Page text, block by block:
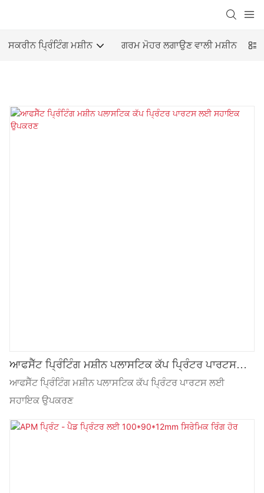
ਸਕਰੀਨ ਪ੍ਰਿੰਟਿੰਗ ਮਸ਼ੀਨ ਗਰਮ ਮੋਹਰ ਲਗਾਉਣ ਵਾਲੀ ਮਸ਼ੀਨ
ਆਫਸੈੱਟ ਪ੍ਰਿੰਟਿੰਗ ਮਸ਼ੀਨ ਪਲਾਸਟਿਕ ਕੱਪ ਪ੍ਰਿੰਟਰ ਪਾਰਟਸ
ਲਈ ਸਹਾਇਕ ਉਪਕਰਣ
ਆਫਸੈੱਟ ਪ੍ਰਿੰਟਿੰਗ ਮਸ਼ੀਨ ਪਲਾਸਟਿਕ ਕੱਪ ਪ੍ਰਿੰਟਰ ਪਾਰਟਸ ਲਈ
ਸਹਾਇਕ ਉਪਕਰਣ